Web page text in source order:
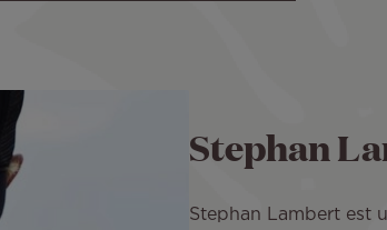
Stephan
Stephan Lambert est